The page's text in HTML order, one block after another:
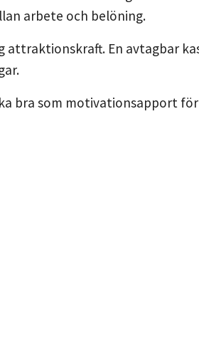
arbete och belöning.
attraktionskraft. En avtagbar
bra som motivationsapport